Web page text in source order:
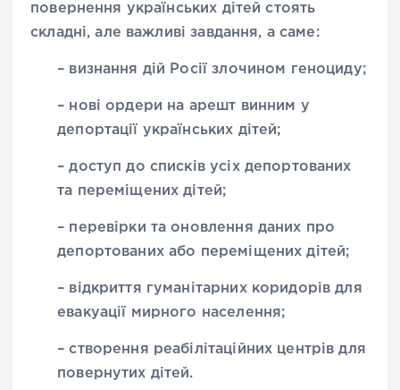
повернення українських дітей стоять
складні, але важливі завдання, а саме:
– визнання дій Росії злочином геноциду;
– нові ордери на арешт винним у
депортації українських дітей;
– доступ до списків усіх депортованих
та переміщених дітей;
– перевірки та оновлення даних про
депортованих або переміщених дітей;
– відкриття гуманітарних коридорів для
евакуації мирного населення;
– створення реабілітаційних центрів для
повернутих дітей.